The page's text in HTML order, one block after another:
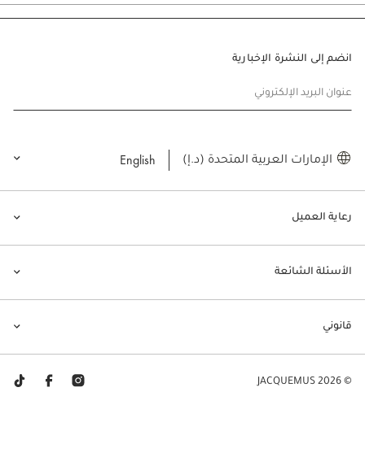
رعاية العميل
الأسئلة الشائعة
قانوني
انضم إلى النشرة الإخبارية
عنوان البريد الإلكتروني
الإمارات العربية المتحدة (د.إ) English
© JACQUEMUS 2026